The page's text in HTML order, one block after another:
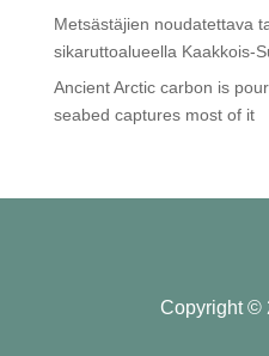
Metsästäjien noudatettava
sikaruttoalueella Kaakkois-
Ancient Arctic carbon is
seabed captures most of it
Copyright ©